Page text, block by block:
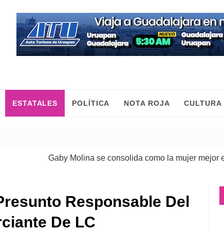
ESTATALES POLÍTICA NOTA ROJA CULTURA
Gaby Molina se consolida como la mujer mejor
Responsable Del
De LC